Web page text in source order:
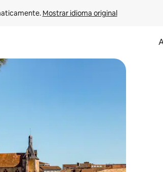
Mostrar idioma original